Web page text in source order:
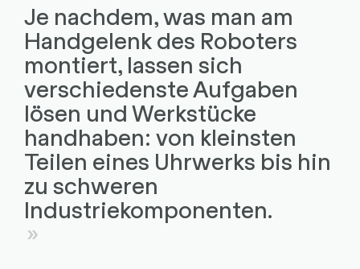
Je nachdem, was man am
Handgelenk des Roboters
montiert, lassen sich
verschiedenste Aufgaben
lösen und Werkstücke
handhaben: von kleinsten
Teilen eines Uhrwerks bis hin
zu schweren
Industriekomponenten.